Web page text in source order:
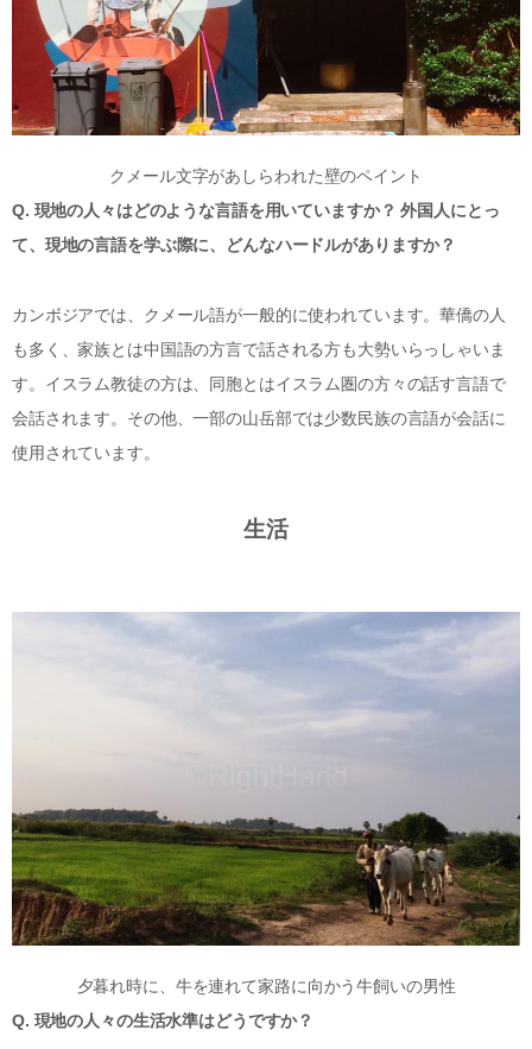
クメール文字があしらわれた壁のペイント
Q. 現地の人々はどのような言語を用いていますか？ 外国人にとっ
て、現地の言語を学ぶ際に、どんなハードルがありますか？
カンボジアでは、クメール語が一般的に使われています。華僑の人
も多く、家族とは中国語の方言で話される方も大勢いらっしゃいま
す。イスラム教徒の方は、同胞とはイスラム圏の方々の話す言語で
会話されます。その他、一部の山岳部では少数民族の言語が会話に
使用されています。
生活
夕暮れ時に、牛を連れて家路に向かう牛飼いの男性
Q. 現地の人々の生活水準はどうですか？